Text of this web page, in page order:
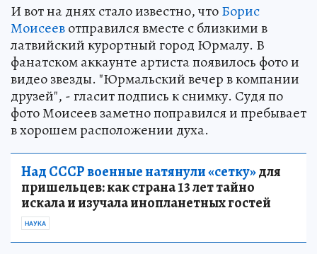
И вот на днях стало известно, чтоБорис
Моисеевотправился вместе с близкими в
латвийский курортный город Юрмалу. В
фанатском аккаунте артиста появилось фото и
видео звезды. "Юрмальский вечер в компании
друзей", - гласит подпись к снимку. Судя по
фото Моисеев заметно поправился и пребывает
в хорошем расположении духа.
Над СССР военные натянули «сетку»для
пришельцев: как страна 13 лет тайно
искала и изучала инопланетных гостей
НАУКА